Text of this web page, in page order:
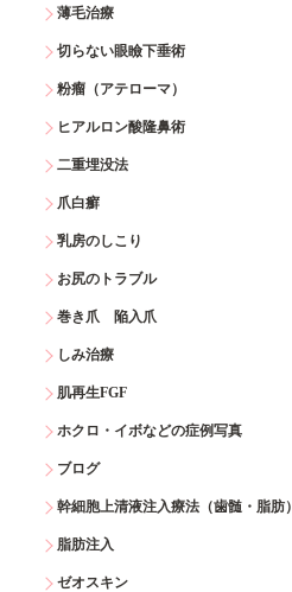
薄毛治療
切らない眼瞼下垂術
粉瘤（アテローマ）
ヒアルロン酸隆鼻術
二重埋没法
爪白癬
乳房のしこり
お尻のトラブル
巻き爪 陥入爪
しみ治療
肌再生FGF
ホクロ・イボなどの症例写真
ブログ
幹細胞上清液注入療法（歯髄・脂肪）
脂肪注入
ゼオスキン